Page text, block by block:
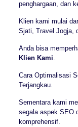
penghargaan, dan
Klien kami mulai
Sjati, Travel Jogja,
Anda bisa
Klien Kami
Cara Optimalisasi
Terjangkau.
Sementara kami
segala aspek SEO
komprehensif.